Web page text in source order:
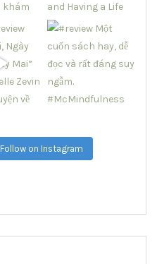
Follow on Instagram